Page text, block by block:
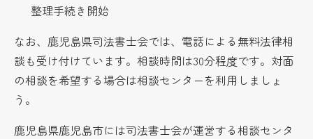
整理手続き開始
なお、鹿児島県司法書士会では、電話による無料法律相
談も受け付けています。相談時間は30分程度です。対面
の相談を希望する場合は相談センターを利用しましょ
う。
鹿児島県鹿児島市には司法書士会が運営する相談センタ